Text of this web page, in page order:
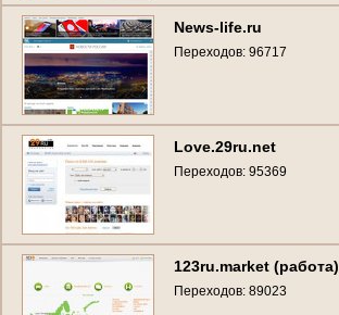
News-life.ru
Переходов: 96717
Love.29ru.net
Переходов: 95369
123ru.market (работа)
Переходов: 89023